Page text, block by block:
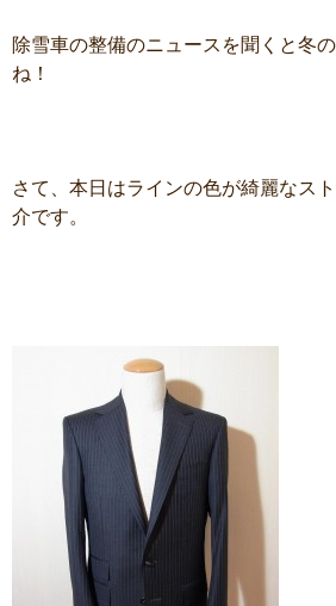
除雪車の整備のニュースを聞くと冬
ね！
さて、本日はラインの色が綺麗なス
介です。